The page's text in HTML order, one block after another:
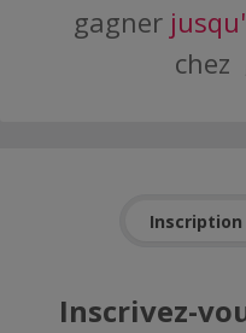
gagner
chez
Inscription
Inscrivez-